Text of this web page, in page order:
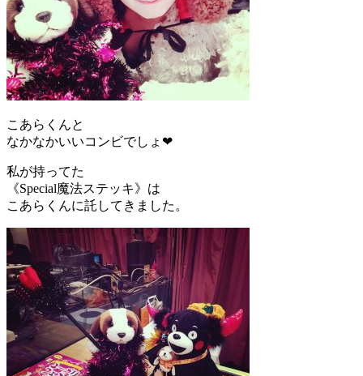
こあらくんと
なかなかいいコンビでしょ❤
私が持ってた
《Special魔法ステッキ》は
こあらくんに託してきました。